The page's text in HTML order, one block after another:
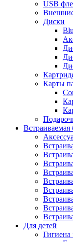
USB
Диски
Карты
Встраиваемая
Для детей
Гигиена